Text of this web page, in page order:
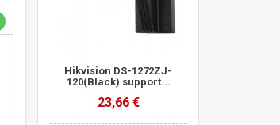
Hikvision DS-1272ZJ-
120(Black) support...
23,66 €